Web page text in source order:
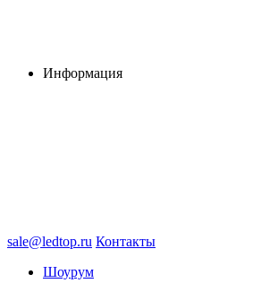
Информация
sale@ledtop.ru Контакты
Шоурум